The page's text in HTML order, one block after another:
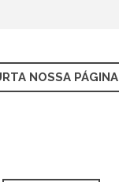
NOSSA PÁGINA